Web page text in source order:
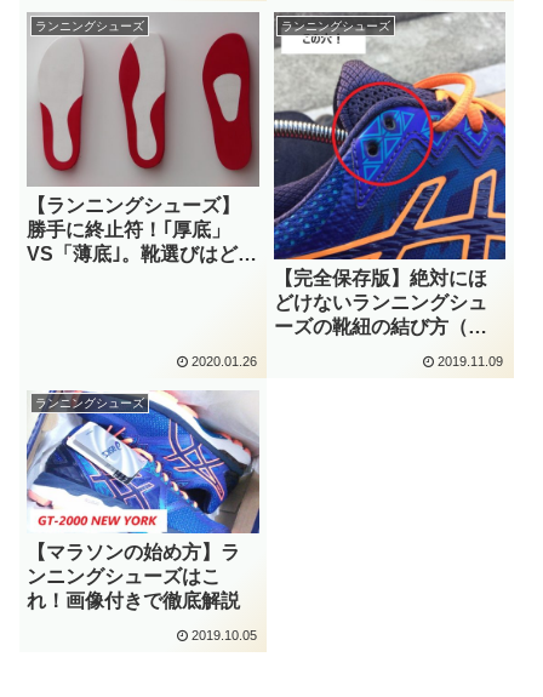
ランニングシューズ
【ランニングシューズ】
勝手に終止符！｢厚底」
VS「薄底｣。靴選びはどち
2020.01.26
ランニングシューズ
【完全保存版】絶対にほ
どけないランニングシュ
ーズの靴紐の結び方（お
2019.11.09
ランニングシューズ
【マラソンの始め方】ラ
ンニングシューズはこ
れ！画像付きで徹底解説
2019.10.05